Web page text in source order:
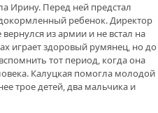
Ирину. Перед ней предстал
ребенок. Директор
из армии и не встал на
играет здоровый румянец, но до
тот период, когда она
Калуцкая помогла молодой
трое детей, два мальчика и